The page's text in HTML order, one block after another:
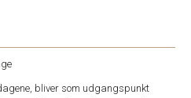
bliver som udgangspunkt